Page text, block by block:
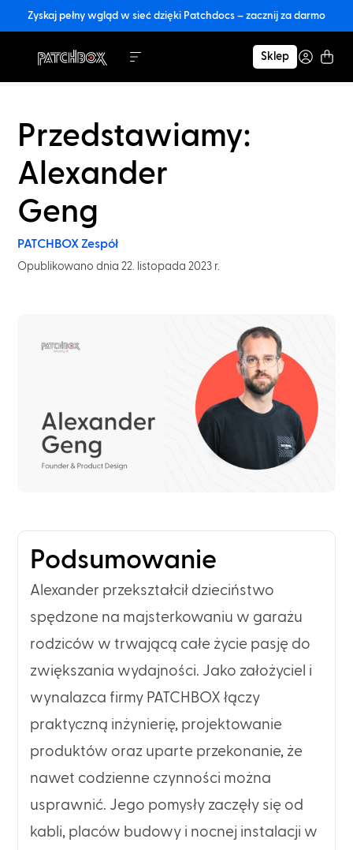
Zyskaj pełny wgląd w sieć dzięki Patchdocs – zacznij za darmo
Sklep
Przedstawiamy:
Alexander
Geng
PATCHBOX Zespół
Opublikowano dnia 22. listopada 2023 r.
Podsumowanie
Alexander przekształcił dzieciństwo
spędzone na majsterkowaniu w garażu
rodziców w trwającą całe życie pasję do
zwiększania wydajności. Jako założyciel i
wynalazca firmy PATCHBOX łączy
praktyczną inżynierię, projektowanie
produktów oraz uparte przekonanie, że
nawet codzienne czynności można
usprawnić. Jego pomysły zaczęły się od
kabli, placów budowy i nocnej instalacji w